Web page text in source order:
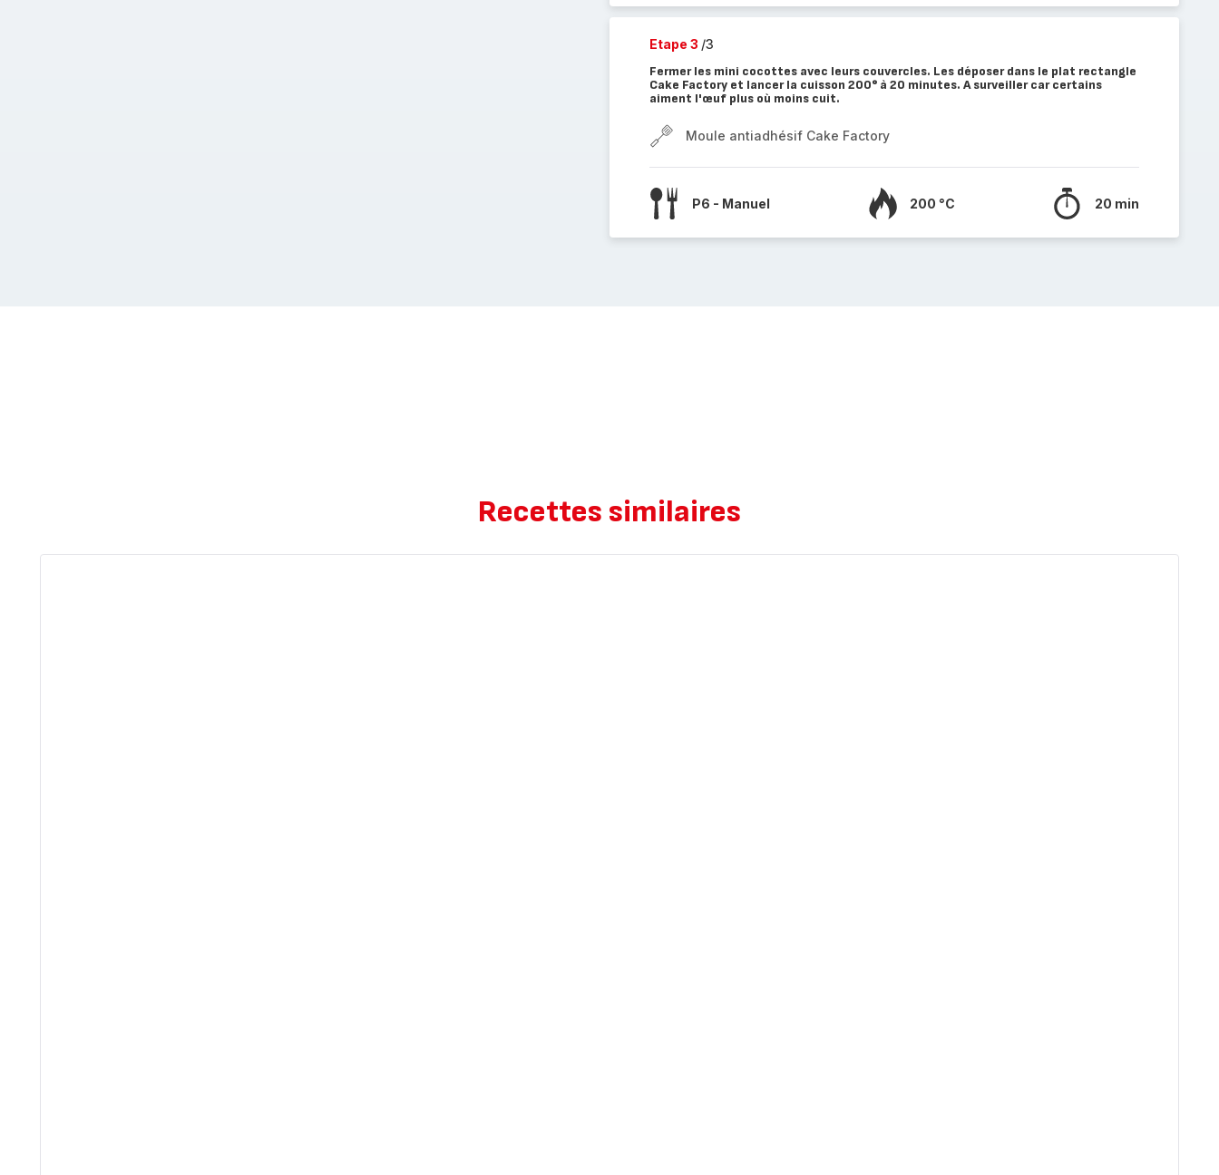
Etape 3 /3
Fermer les mini cocottes avec leurs couvercles. Les déposer dans le plat rectangle
Cake Factory et lancer la cuisson 200° à 20 minutes. A surveiller car certains
aiment l'œuf plus où moins cuit.
Moule antiadhésif Cake Factory
P6 - Manuel 200 °C 20 min
Recettes similaires